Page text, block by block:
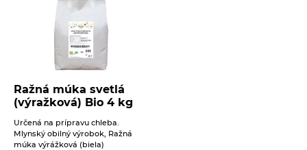
Ražná múka svetlá
(výražková) Bio 4 kg
Určená na prípravu chleba.
Mlynský obilný výrobok, Ražná
múka výrážková (biela)